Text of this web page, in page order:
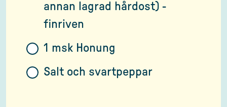
annan lagrad hårdost) -
finriven
1 msk Honung
Salt och svartpeppar